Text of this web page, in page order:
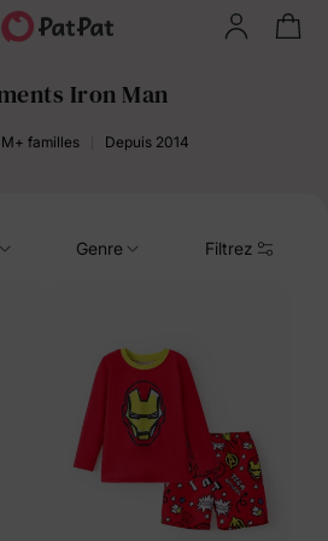
Iron Man
familles Depuis 2014
Genre Filtrez